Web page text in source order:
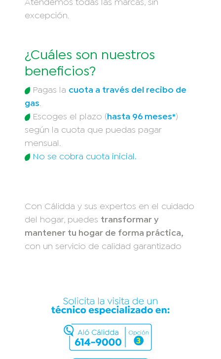
Atendemos todas las marcas, sin
excepción.
¿Cuáles son nuestros
beneficios?
Pagas la cuota a través del recibo de
gas.
Escoges el plazo ( hasta 96 meses*)
según la cuota que puedas pagar
mensual.
No se cobra cuota inicial.
Con Cálidda y sus expertos en el cuidado
del hogar, puedes transformar y
mantener tu hogar de forma práctica,
con un servicio de calidad garantizado